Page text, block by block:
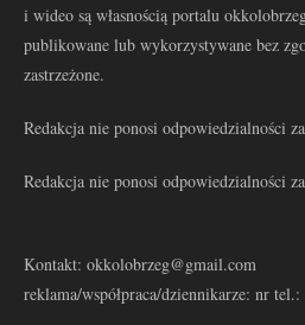
i wideo są własnością portalu
publikowane lub wykorzystywane bez
zastrzeżone.
Redakcja nie ponosi odpowiedzialności
Redakcja nie ponosi odpowiedzialności
Kontakt: okkolobrzeg@gmail.com
reklama/współpraca/dziennikarze: nr tel.: